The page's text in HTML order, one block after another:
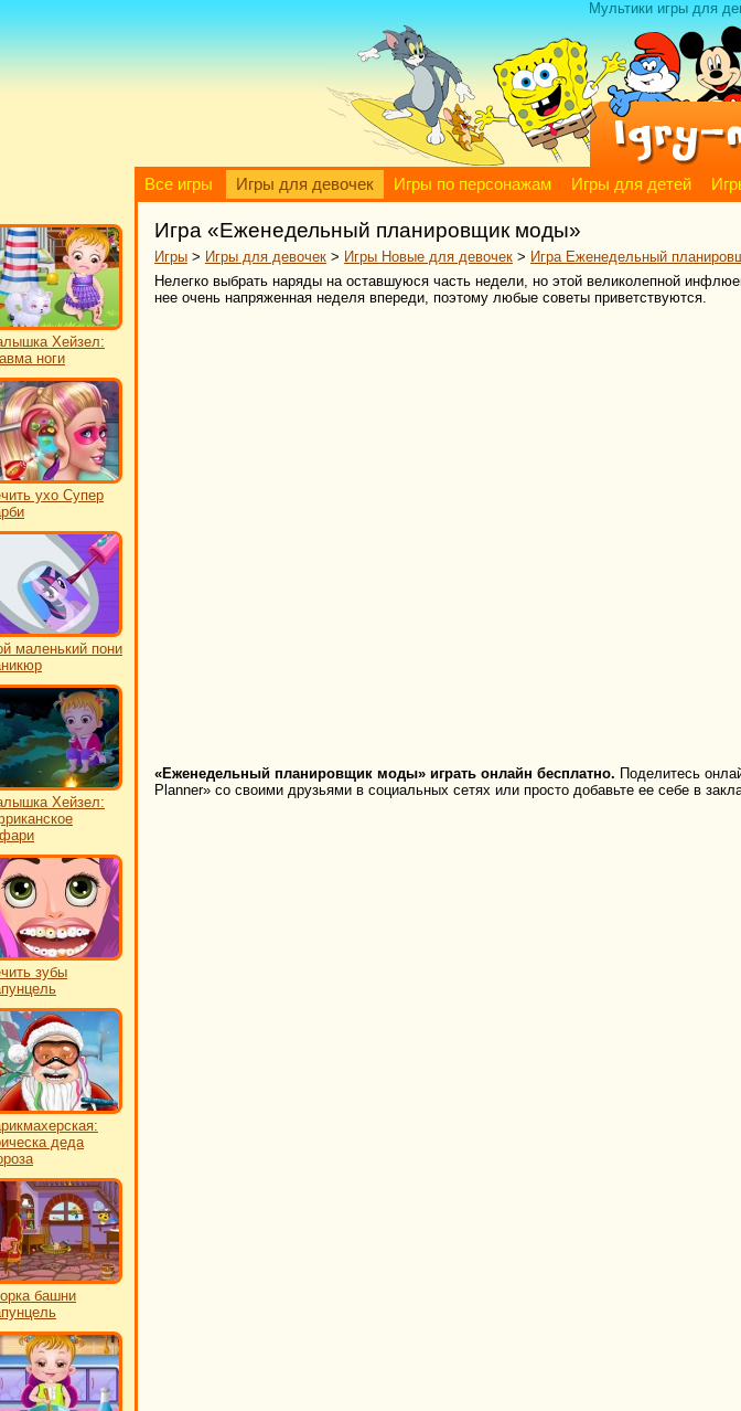
Мультики игры для
Все игры Игры для девочек Игры по персонажам Игры для детей
Хейзел:
ноги
ухо Супер
маленький пони
Хейзел:
зубы
деда
башни
Игра «Еженедельный планировщик моды»
Игры > Игры для девочек > Игры Новые для девочек > Игра Еженедельный
Нелегко выбрать наряды на оставшуюся часть недели, но этой великолепной
нее очень напряженная неделя впереди, поэтому любые советы приветствуются.
«Еженедельный планировщик моды» играть онлайн бесплатно. Поделитесь
Planner» со своими друзьями в социальных сетях или просто добавьте ее себе в